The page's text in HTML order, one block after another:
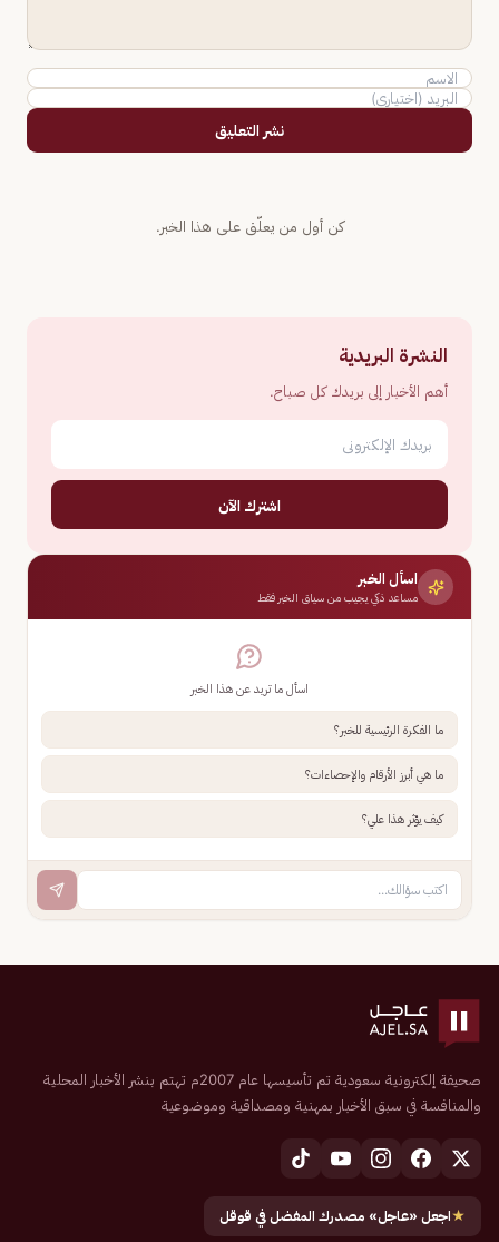
نشر التعليق
كن أول من يعلّق على هذا الخبر.
النشرة البريدية
أهم الأخبار إلى بريدك كل صباح.
اشترك الآن
اسأل الخبر
مساعد ذكي يجيب من سياق الخبر فقط
اسأل ما تريد عن هذا الخبر
ما الفكرة الرئيسية للخبر؟
ما هي أبرز الأرقام والإحصاءات؟
كيف يؤثر هذا علي؟
صحيفة إلكترونية سعودية تم تأسيسها عام 2007م تهتم بنشر الأخبار المحلية
والمنافسة في سبق الأخبار بمهنية ومصداقية وموضوعية
★اجعل «عاجل» مصدرك المفضل في قوقل